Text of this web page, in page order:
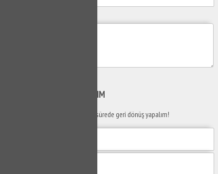
ARAYALIM
Telefon numaranızı bırakın en kısa sürede geri dönüş yapalım!